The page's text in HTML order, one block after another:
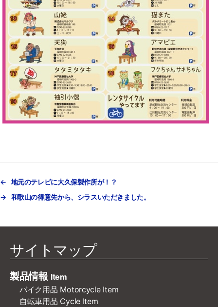
←
地元のテレビに大久保製作所が！？
→
和歌山の得意先から、シラスいただきました。
サイトマップ
製品情報 Item
バイク用品 Motorcycle Item
自転車用品 Cycle Item